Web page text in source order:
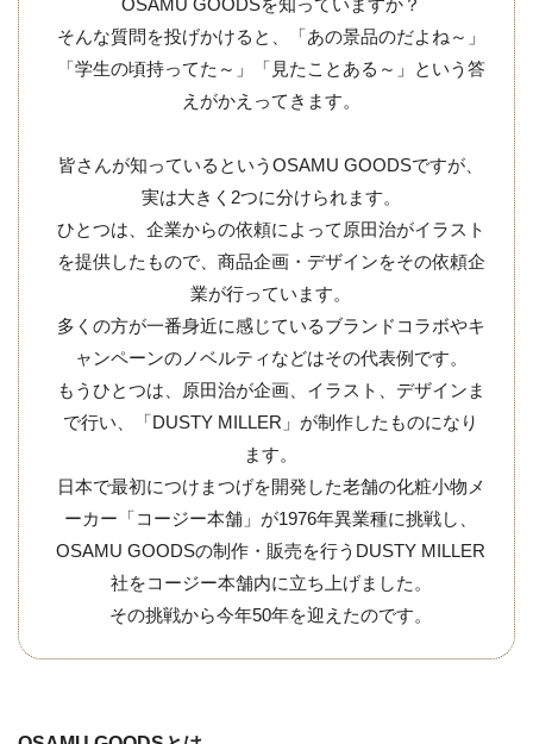
OSAMU GOODSを知っていますか？
そんな質問を投げかけると、「あの景品のだよね～」
「学生の頃持ってた～」「見たことある～」という答
えがかえってきます。
皆さんが知っているというOSAMU GOODSですが、
実は大きく2つに分けられます。
ひとつは、企業からの依頼によって原田治がイラスト
を提供したもので、商品企画・デザインをその依頼企
業が行っています。
多くの方が一番身近に感じているブランドコラボやキ
ャンペーンのノベルティなどはその代表例です。
もうひとつは、原田治が企画、イラスト、デザインま
で行い、「DUSTY MILLER」が制作したものになり
ます。
日本で最初につけまつげを開発した老舗の化粧小物メ
ーカー「コージー本舗」が1976年異業種に挑戦し、
OSAMU GOODSの制作・販売を行うDUSTY MILLER
社をコージー本舗内に立ち上げました。
その挑戦から今年50年を迎えたのです。